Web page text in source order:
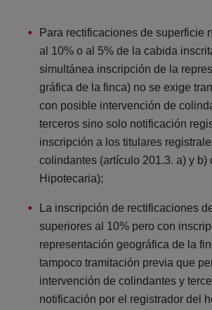
Para rectificaciones de superficie
al 10% o al 5% de la cabida
simultánea inscripción de la
gráfica de la finca) no se exige
con posible intervención de
terceros sino solo notificación
inscripción a los titulares
colindantes (artículo 201.3. a) y b)
Hipotecaria);
La inscripción de rectificaciones
superiores al 10% pero con
representación geográfica de la
tampoco tramitación previa que
intervención de colindantes y
notificación por el registrador del